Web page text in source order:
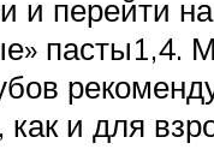
и перейти на
пасты1,4.
как и для